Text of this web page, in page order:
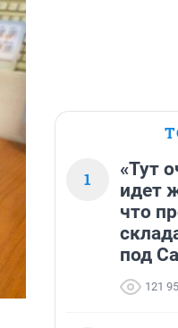
1
«Тут
идет
что
под
121